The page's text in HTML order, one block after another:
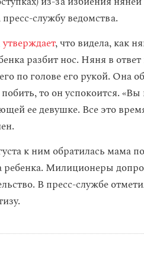
службу ведомства.
утверждает, что видела, как
разбит нос. Няня в ответ
по голове его рукой. Она
то он успокоится.
ее девушке. Все это
к ним обратилась мама
ребенка. Милиционеры
В пресс-службе